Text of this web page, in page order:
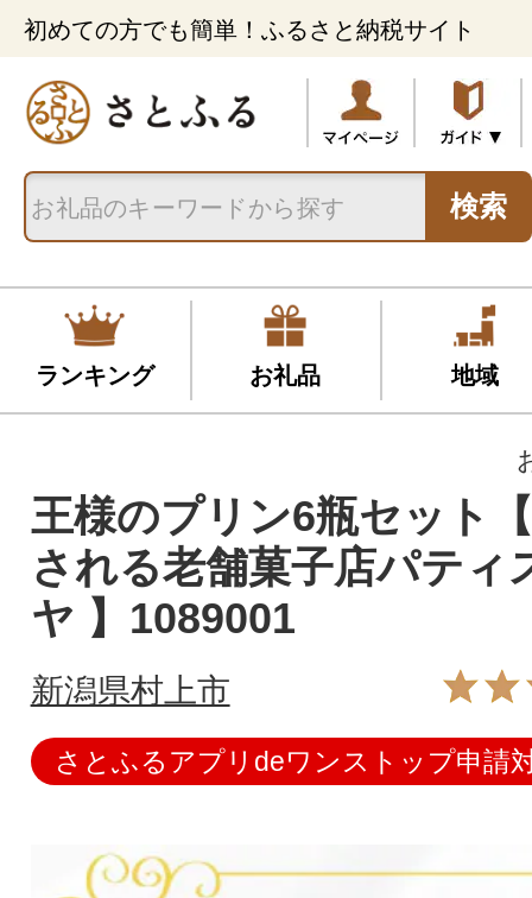
初めての方でも簡単！ふるさと納税サイト
検索
ランキング お礼品 地域
王様のプリン6瓶セット
される老舗菓子店パティ
ヤ 】1089001
新潟県村上市
さとふるアプリdeワンストップ申請